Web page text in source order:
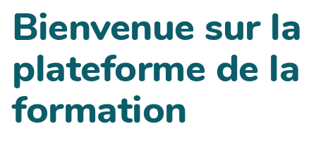
Bienvenue sur la
plateforme de la
formation